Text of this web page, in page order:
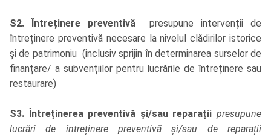
S2. Întreținere preventivăpresupune intervenții de
întreținere preventivă necesare la nivelul clădirilor istorice
și de patrimoniu (inclusiv sprijin în determinarea surselor de
finanțare/ a subvențiilor pentru lucrările de întreținere sau
restaurare)
S3. Întreținerea preventivă și/sau reparații presupune
lucrări de întreținere preventivă și/sau de reparații